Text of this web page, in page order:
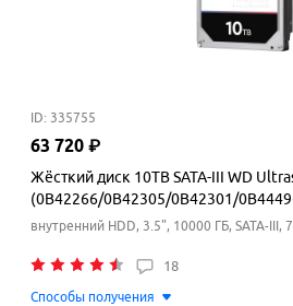
ID: 335755
63 720 ₽
Жёсткий диск 10TB SATA-III WD
(0B42266/0B42305/0B42301/
внутренний HDD, 3.5", 10000 ГБ, SATA-
18
Способы получения